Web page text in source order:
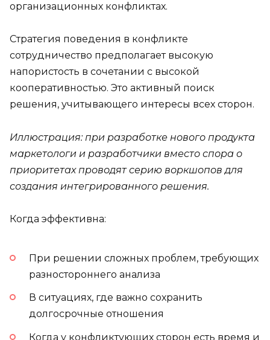
организационных конфликтах.
Стратегия поведения в конфликте
сотрудничество предполагает высокую
напористость в сочетании с высокой
кооперативностью. Это активный поиск
решения, учитывающего интересы всех сторон.
Иллюстрация: при разработке нового продукта
маркетологи и разработчики вместо спора о
приоритетах проводят серию воркшопов для
создания интегрированного решения.
Когда эффективна:
При решении сложных проблем, требующих
разностороннего анализа
В ситуациях, где важно сохранить
долгосрочные отношения
Когда у конфликтующих сторон есть время и